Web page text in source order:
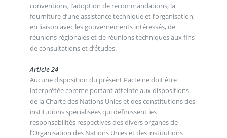
conventions, l’adoption de recommandations, la
fourniture d’une assistance technique et l’organisation,
en liaison avec les gouvernements intéressés, de
réunions régionales et de réunions techniques aux fins
de consultations et d’études.
Article 24
Aucune disposition du présent Pacte ne doit être
interprétée comme portant atteinte aux dispositions
de la Charte des Nations Unies et des constitutions des
institutions spécialisées qui définissent les
responsabilités respectives des divers organes de
l’Organisation des Nations Unies et des institutions